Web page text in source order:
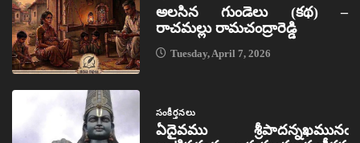
అలసిన గుండెలు (కథ) –
రాచమల్లు రామచంద్రారెడ్డి
Tuesday, April 7, 2026
సంకీర్తనలు
ఏదైవము శ్రీపాదన్నఖమునఁ